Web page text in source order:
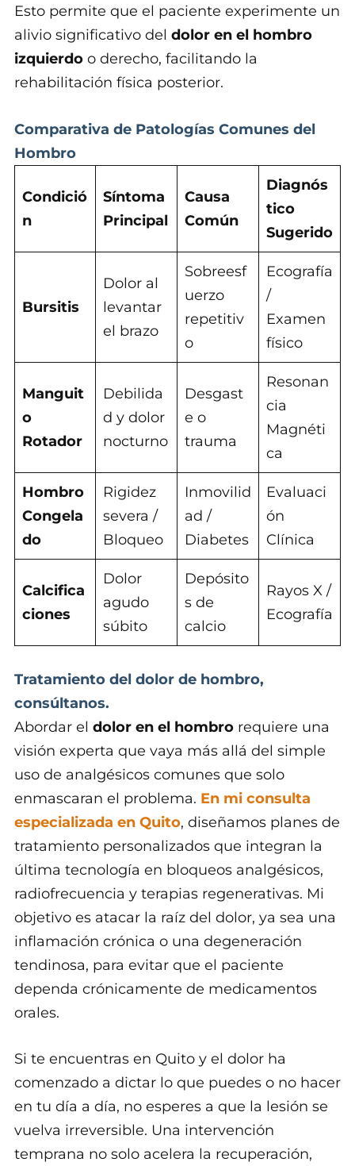
Esto permite que el paciente experimente un
alivio significativo del dolor en el hombro
izquierdo o derecho, facilitando la
rehabilitación física posterior.
Comparativa de Patologías Comunes del
Hombro
Condició
n
Síntoma
Principal
Causa
Común
Diagnós
tico
Sugerido
Bursitis
Dolor al
levantar
el brazo
Sobreesf
uerzo
repetitiv
o
Ecografía
/
Examen
físico
Manguit
o
Rotador
Debilida
d y dolor
nocturno
Desgast
e o
trauma
Resonan
cia
Magnéti
ca
Hombro
Congela
do
Rigidez
severa /
Bloqueo
Inmovilid
ad /
Diabetes
Evaluaci
ón
Clínica
Calcifica
ciones
Dolor
agudo
súbito
Depósito
s de
calcio
Rayos X /
Ecografía
Tratamiento del dolor de hombro,
consúltanos.
Abordar el dolor en el hombro requiere una
visión experta que vaya más allá del simple
uso de analgésicos comunes que solo
enmascaran el problema. En mi consulta
especializada en Quito, diseñamos planes de
tratamiento personalizados que integran la
última tecnología en bloqueos analgésicos,
radiofrecuencia y terapias regenerativas. Mi
objetivo es atacar la raíz del dolor, ya sea una
inflamación crónica o una degeneración
tendinosa, para evitar que el paciente
dependa crónicamente de medicamentos
orales.
Si te encuentras en Quito y el dolor ha
comenzado a dictar lo que puedes o no hacer
en tu día a día, no esperes a que la lesión se
vuelva irreversible. Una intervención
temprana no solo acelera la recuperación,